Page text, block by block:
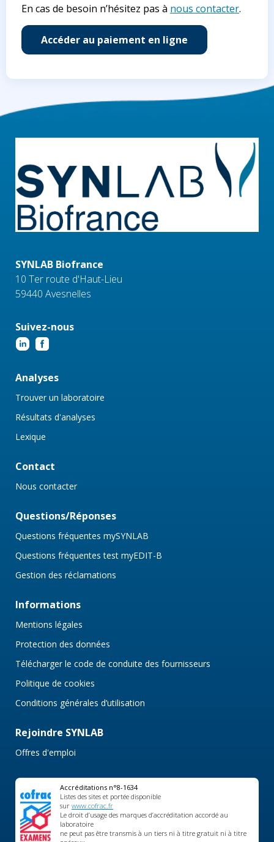
En cas de besoin n’hésitez pas à nous contacter.
Accéder au paiement en ligne
SYNLAB Biofrance
10 Ter route d'Haut-Lieu
59440 Avesnelles
Suivez-nous
Analyses
Trouver un laboratoire
Résultats d'analyses
Lexique
Contact
Nous contacter
Questions/Réponses
Questions fréquentes mySYNLAB
Questions fréquentes test myEDIT-B
Gestion des réclamations
Informations
Mentions légales
Protection des données
Télécharger le code de conduite des fournisseurs
Politique de cookies
Conditions générales d’utilisation
Rejoindre SYNLAB
Offres d'emploi
Accréditations n°8-1634
Listes des sites et portée disponible
sur www.cofrac.fr
Le droit d’usage des marques d’accréditation accordé au
laboratoire
ne peut pas être transmis à un tiers ni à titre gratuit ni à titre